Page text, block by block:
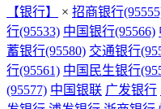
【银行】
× 招商银行
行(95533) 中国银行(95566)
蓄银行(95580) 交通银行
行(95561) 中国民生银行
(95577) 中国银联 广发银行